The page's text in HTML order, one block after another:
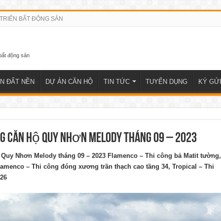
BẤT ĐỘNG SẢN
ĐẤT NỀN DỰ ÁN CĂN HỘ TIN TỨC TUYỂN DỤNG KÝ GỬI
căn hộ Quy Nhơn Melody tháng 09 – 2023
Nhơn Melody tháng 09 – 2023 Flamenco – Thi công bả Matit tường,
– Thi công đóng xương trần thạch cao tầng 34, Tropical – Thi